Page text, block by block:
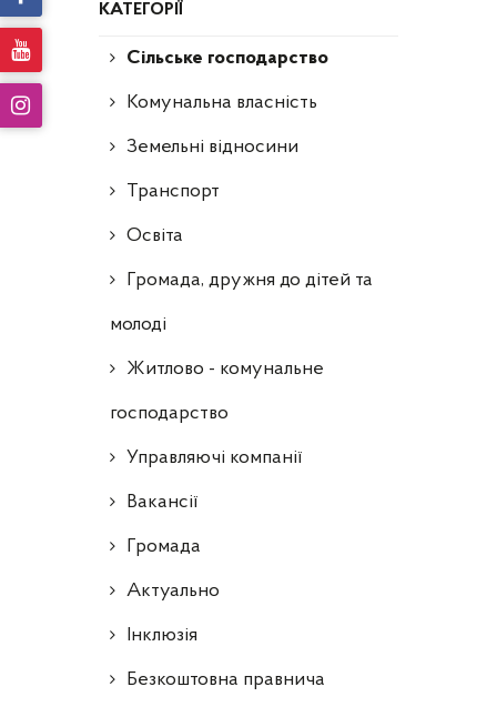
КАТЕГОРІЇ
Сільське господарство
Комунальна власність
Земельні відносини
Транспорт
Освіта
Громада, дружня до дітей та
молоді
Житлово - комунальне
господарство
Управляючі компанії
Ваканcії
Громада
Актуально
Інклюзія
Безкоштовна правнича